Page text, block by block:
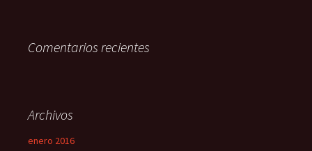
Comentarios recientes
Archivos
enero 2016